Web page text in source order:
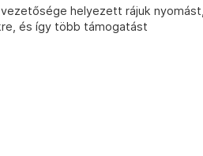
helyezett rájuk nyomást,
és így több támogatást